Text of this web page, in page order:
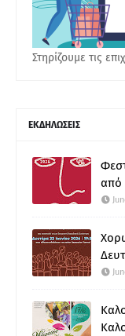
Στηρίζουμε τις
ΕΚΔΗΛΩΣΕΙΣ
από